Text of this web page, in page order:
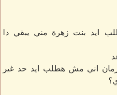
ايد بنت زهرة مني يبقي دا
اني مش هطلب ايد حد غير